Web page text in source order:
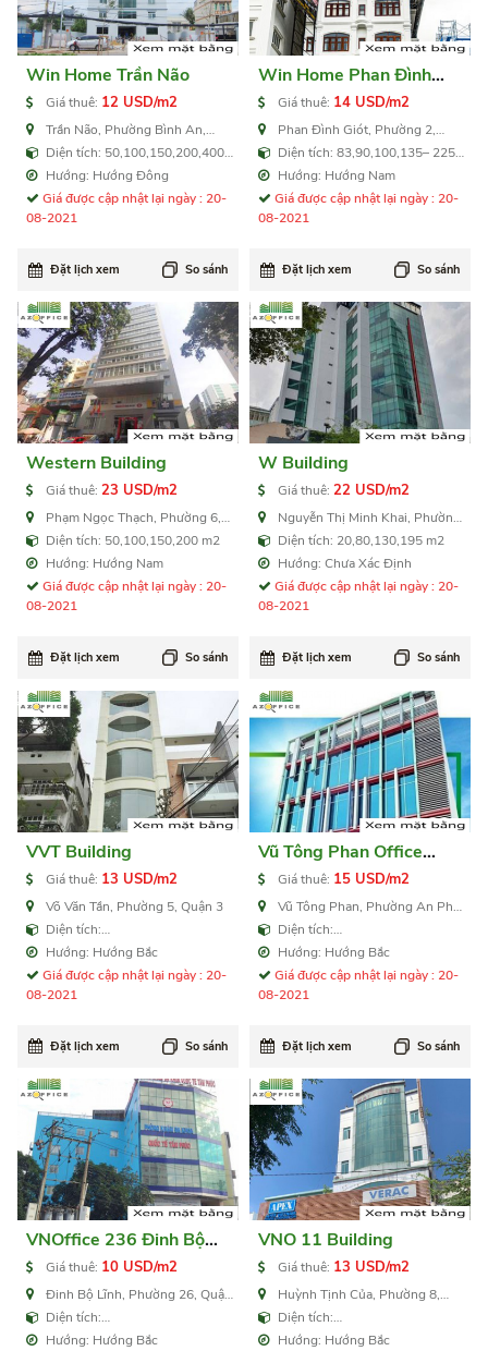
Win Home Trần Não
Giá thuê: 12 USD/m2
Trần Não, Phường Bình An,
Quận 2Diện tích: 50,100,150,200,400
m2 Hướng: Hướng Đông
Giá được cập nhật lại ngày : 20-
08-2021
Đặt lịch xem So sánh
Win Home Phan Đình
GiótGiá thuê: 14 USD/m2
Phan Đình Giót, Phường 2,
Quận Tân Bình
Diện tích: 83,90,100,135– 225–
235 m2Hướng: Hướng Nam
Giá được cập nhật lại ngày : 20-
08-2021
Đặt lịch xem So sánh
Western Building
Giá thuê: 23 USD/m2
Phạm Ngọc Thạch, Phường 6,
Quận 3Diện tích: 50,100,150,200 m2
Hướng: Hướng Nam
Giá được cập nhật lại ngày : 20-
08-2021
Đặt lịch xem So sánh
W Building
Giá thuê:22 USD/m2
Nguyễn Thị Minh Khai, Phường
6, Quận 3
Diện tích: 20,80,130,195 m2
Hướng: Chưa Xác Định
Giá được cập nhật lại ngày : 20-
08-2021
Đặt lịch xem So sánh
VVT Building
Giá thuê: 13 USD/m2
Võ Văn Tần, Phường 5, Quận 3
Diện tích:
210,420,630,840,1.100 m2
Hướng: Hướng Bắc
Giá được cập nhật lại ngày : 20-
08-2021
Đặt lịch xem So sánh
Vũ Tông Phan Office
Building
Giá thuê: 15 USD/m2
Vũ Tông Phan, Phường An Phú,
Quận 2Diện tích:
50,100,200,400,800,1000
Hướng: Hướng Bắc
Giá được cập nhật lại ngày : 20-
08-2021
Đặt lịch xem So sánh
VNOffice 236 Đinh Bộ
LĩnhGiá thuê: 10 USD/m2
Đinh Bộ Lĩnh, Phường 26, Quận
Bình Thạnh
Diện tích:
80,132,220,440,880,1.040 m2
Hướng: Hướng Bắc
VNO 11 Building
Giá thuê: 13 USD/m2
Huỳnh Tịnh Của, Phường 8,
Quận 3Diện tích:
95,150,185,370,555,740,985 m2
Hướng: Hướng Bắc